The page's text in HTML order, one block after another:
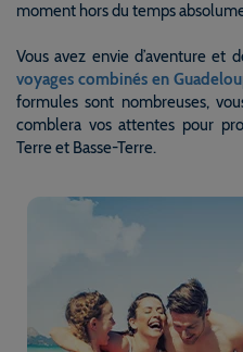
moment hors du temps
Vous avez envie d’aventure et
voyages combinés en
formules sont nombreuses,
comblera vos attentes pour
Terre et Basse-Terre.